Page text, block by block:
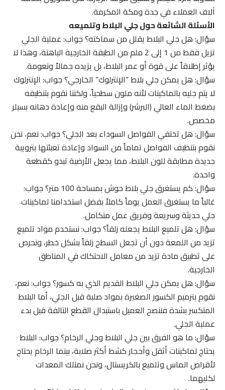
آلاف العملاء في جدة ومكة المكرمة.
الأسئلة الشائعة حول جلي البلاط وتلميعه
سؤال: هل جلي البلاط يقلل من سماكته؟ جواب: عملية الجلي
تزيل فقط من 1 إلى 2 ملم من الطبقة الخارجية الباهتة، وهذا لا
يؤثر إطلاقاً على قوة أو عمر البلاط، بل يزيده جمالاً ونعومة.
سؤال: هل يمكن جلي بلاط “الإنترلوك” الخارجي؟ جواب: الإنترلوك
لا يتم جليه بالماكينات لأنه ملون سطحياً، ولكننا نقوم بتنظيفه
بضغط الماء العالي (البرشر) وإزالة البقع منه وإعادة دهانه بسيلر
مخصص.
سؤال: هل تختفي الفواصل السوداء بعد الجلي؟ جواب: نعم، نحن
نقوم بتنظيف الفواصل تماماً من السواد وإعادة تعبئتها بترويبة
جديدة مطابقة للون البلاط، مما يجعل الأرضية تبدو كقطعة
واحدة.
سؤال: كم يستغرق جلي بلاط حوش بمساحة 100 متر؟ جواب:
غالباً ما يستغرق العمل يوماً كاملاً بفضل استخدامنا لماكينات
جلي حديثة وسريعة وفريق عمل متكامل.
سؤال: هل تلميع البلاط يجعله زلقاً؟ جواب: نستخدم مواد تلميع
تزيد من اللمعة دون أن تجعل السطح زلقاً بشكل خطر، ونحرص
على تطبيق مادة تزيد من معامل الاحتكاك في المناطق
الخارجية.
سؤال: هل يمكن جلي البلاط القديم الذي به كسور؟ جواب: نعم،
نقوم بترميم الكسور الصغيرة بمواد صلبة قبل الجلي، أما البلاط
المتكسر بشدة فننصح العميل باستبدال القطع التالفة قبل بدء
عملية الجلي.
سؤال: ما هو الفرق بين جلي البلاط وجلي الرخام؟ جواب: البلاط
يحتاج لماكينات أثقل وأحجار كشط أكثر صلابة، بينما الرخام يحتاج
لأقراص الماس وتلميع بالكريستال، ونحن نمتلك المعدات
لكليهما.